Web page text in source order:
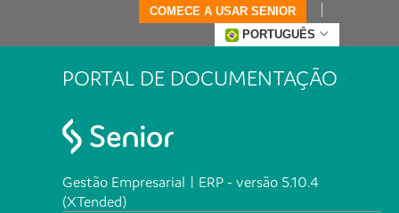
COMECE A USAR SENIOR
PORTUGUÊS
PORTAL DE DOCUMENTAÇÃO
Gestão Empresarial | ERP - versão 5.10.4
(XTended)